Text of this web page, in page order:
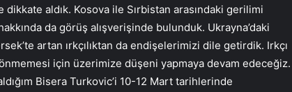
aldık. Kosova ile Sırbistan arasındaki gerilimi
da görüş alışverişinde bulunduk. Ukrayna’daki
artan ırkçılıktan da endişelerimizi dile getirdik. Irkçı
için üzerimize düşeni yapmaya devam edeceğiz.
Bisera Turkovic’i 10-12 Mart tarihlerinde